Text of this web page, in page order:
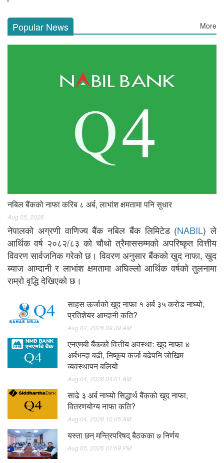
Popular News More
नबिल बैंकको नाफा करिब ८ अर्ब, लाभांश क्षमतामा पनि सुधार
Aug 05, 2026
नेपालको अग्रणी वाणिज्य बैंक नबिल बैंक लिमिटेड (NABIL) ले
आर्थिक वर्ष २०८२/८३ को चौथो त्रैमाससम्मको अपरिष्कृत वित्तीय
विवरण सार्वजनिक गरेको छ। विवरण अनुसार बैंकको खुद नाफा, खुद
ब्याज आम्दानी र लाभांश क्षमतामा अघिल्लो आर्थिक वर्षको तुलनामा
राम्रो वृद्धि देखिएको छ।
साहस ऊर्जाको खुद नाफा १ अर्ब ३५ करोड नाघ्यो,
प्रतिशेयर आम्दानी कति?
Aug 02, 2026 09:39 AM
एनएमबी बैंकको वित्तीय अवस्थाः खुद नाफा ४
अर्बभन्दा बढी, निष्कृय कर्जा बढेपनि जोखिम
व्यवस्थापन बलियो
Aug 04, 2026 04:01 AM
साढे ३ अर्ब नाघ्यो सिद्धार्थ बैंकको खुद नाफा,
वितरणयोग्य नाफा कति?
Aug 04, 2026 10:05 AM
यस्ता छन् मन्त्रिपरिषद् बैठकका ७ निर्णय
Aug 05, 2026 01:59 PM